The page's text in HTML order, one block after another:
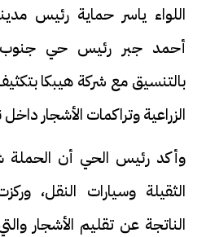
اللواء ياسر حماية رئيس
أحمد جبر رئيس حي جنوب
بالتنسيق مع شركة هيبكا
الزراعية وتراكمات الأشجار
وأكد رئيس الحي أن الحملة
الثقيلة وسيارات النقل،
الناتجة عن تقليم الأشجار